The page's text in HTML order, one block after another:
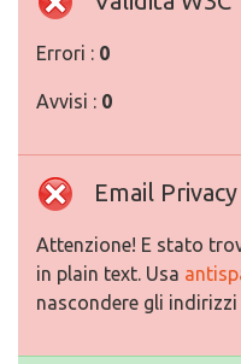
Errori : 0
Avvisi : 0
Email Privacy
Attenzione! E stato
in plain text. Usa
nascondere gli